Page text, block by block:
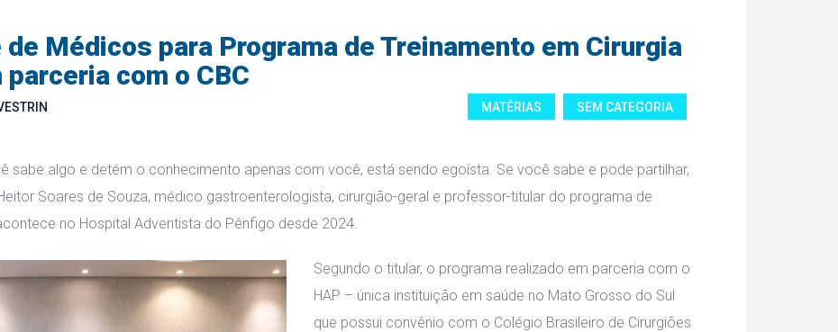
Médicos para Programa de Treinamento em Cirurgia
com o CBC
MATÉRIAS SEM CATEGORIA
sabe algo e detém o conhecimento apenas com você, está sendo egoísta. Se você sabe e pode partilhar,
Soares de Souza, médico gastroenterologista, cirurgião-geral e professor-titular do programa de
no Hospital Adventista do Pênfigo desde 2024.
Segundo o titular, o programa realizado em parceria com o
HAP – única instituição em saúde no Mato Grosso do Sul
que possui convênio com o Colégio Brasileiro de Cirurgiões